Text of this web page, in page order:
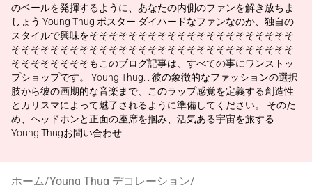
のベールを発揮するように、あなたの内側のファンを解き放ちま
しょう Young Thug ポスター ダイハードなファンなのか、独自の
スタイルで興味をそそそそそそそそそそそそそそそそそそそそそ
そそそそそそそそそそそそそそそそそそそそそそそそそそそそそ
そそそそそそそそもこのブログ記事は、すべての事にワンストッ
プショップです。 Young Thug. . 彼の象徴的なファッションの選択
肢から彼の画期的な音楽まで、このラップ感覚を定義する創造性
とカリスマによって魅了されるように準備してください。 そのた
め、ヘッドホンと正面の座席を掴み、活気ある宇宙を旅する
Young Thugお問い合わせ
ホーム/Young Thug デコレーション/